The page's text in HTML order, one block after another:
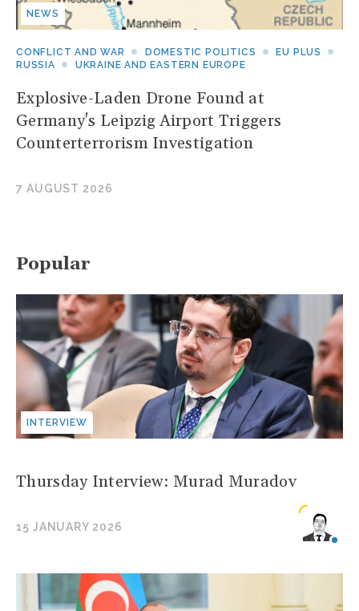
NEWS
CONFLICT AND WAR DOMESTIC POLITICS
EU PLUS
RUSSIA
UKRAINE AND EASTERN EUROPE
Explosive-Laden Drone Found at
Germany's Leipzig Airport Triggers
Counterterrorism Investigation
7 AUGUST 2026
Popular
INTERVIEW
Thursday Interview: Murad Muradov
15 JANUARY 2026